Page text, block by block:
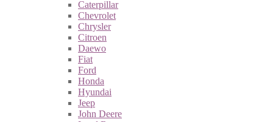
Caterpillar
Chevrolet
Chrysler
Citroen
Daewo
Fiat
Ford
Honda
Hyundai
Jeep
John Deere